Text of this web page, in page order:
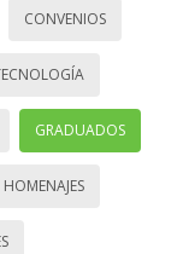
CONVENIOS
GRADUADOS
HOMENAJES